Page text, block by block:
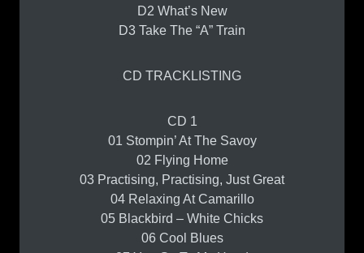
D2 What’s New
D3 Take The “A” Train
CD TRACKLISTING
CD 1
01 Stompin’ At The Savoy
02 Flying Home
03 Practising, Practising, Just Great
04 Relaxing At Camarillo
05 Blackbird – White Chicks
06 Cool Blues